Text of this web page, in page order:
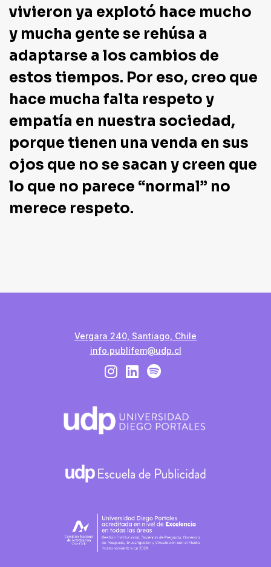
vivieron ya explotó hace mucho
y mucha gente se rehúsa a
adaptarse a los cambios de
estos tiempos. Por eso, creo que
hace mucha falta respeto y
empatía en nuestra sociedad,
porque tienen una venda en sus
ojos que no se sacan y creen que
lo que no parece “normal” no
merece respeto.
Vergara 240, Santiago, Chile
info.publifem@udp.cl